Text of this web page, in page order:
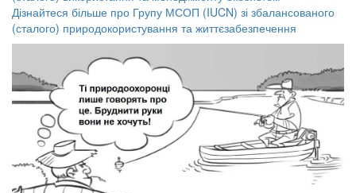
Дізнайтеся більше про Групу МСОП (IUCN) зі збалансованого
(сталого) природокористування та життєзабезпечення